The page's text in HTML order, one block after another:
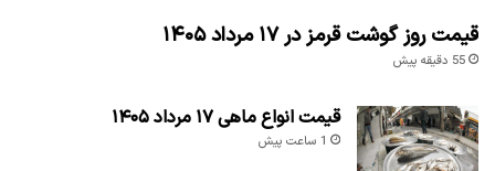
قیمت روز گوشت قرمز در ۱۷ مرداد ۱۴۰۵
55 دقیقه پیش
قیمت انواع ماهی ۱۷ مرداد ۱۴۰۵
1 ساعت پیش